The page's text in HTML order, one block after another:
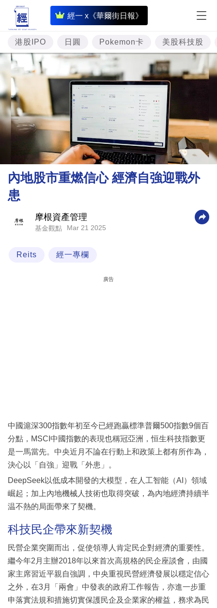
經一 x《華爾街日報》
即
時
財
經
資
樓
市
理
財
業
科
區
港股IPO 日圓 Pokemon卡 美股科技股
內地股市重燃信心 經濟自強迎戰外
患
摩根資產管理
基金觀點 Mar 21 2025
Reits 經一專欄
廣告
中國滬深300指數年初至今已經跑贏標準普爾500指數9個百
分點，MSCI中國指數的表現也稱冠亞洲，恒生科技指數更
是一馬當先。中央近月不論在行動上和政策上都有所作為，
決心以「自強」迎戰「外患」。
DeepSeek以低成本開發的大模型，在人工智能（AI）領域
崛起；加上內地機械人技術也取得突破，為內地經濟持續半
温不熱的局面帶來了契機。
科技民企帶來新契機
民營企業突圍而出，促使領導人肯定民企對經濟的重要性。
繼今年2月主辦2018年以來首次高規格的民企座談會，由國
家主席習近平親自強調，中央重視民營經濟發展以穩定信心
之外，在3月「兩會」中發表的政府工作報告，亦進一步重
申落實法規和措施切實保護民企及企業家的權益，務求為民